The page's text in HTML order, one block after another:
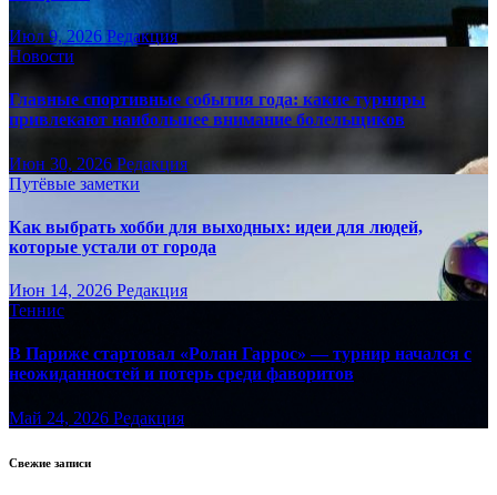
Июл 9, 2026 Редакция
Новости
Главные спортивные события года: какие турниры
привлекают наибольшее внимание болельщиков
Июн 30, 2026 Редакция
Путёвые заметки
Как выбрать хобби для выходных: идеи для людей,
которые устали от города
Июн 14, 2026 Редакция
Теннис
В Париже стартовал «Ролан Гаррос» — турнир начался с
неожиданностей и потерь среди фаворитов
Май 24, 2026 Редакция
Свежие записи